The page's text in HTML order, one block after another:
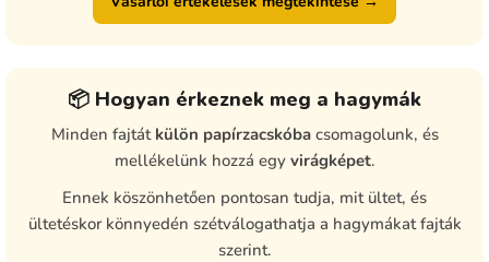
📦 Hogyan érkeznek meg a hagymák
Minden fajtát külön papírzacskóbacsomagolunk, és
mellékelünk hozzá egy virágképet.
Ennek köszönhetően pontosan tudja, mit ültet, és
ültetéskor könnyedén szétválogathatja a hagymákat fajták
szerint.